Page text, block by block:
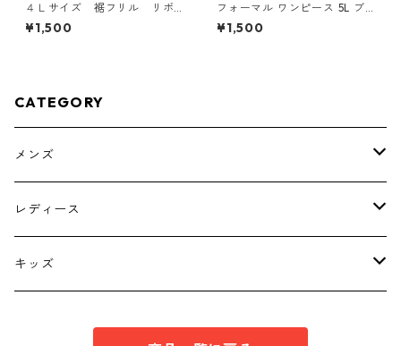
４Ｌサイズ 裾フリル リボ
ン付きタンクトップ オフホ
ワイト KAE-4780
¥1,500
フォーマル ワンピース 5L ブ
ラック ◆KIY-1300◆
¥1,500
CATEGORY
メンズ
トップス
ボトムス
レディース
トップス
キッズ